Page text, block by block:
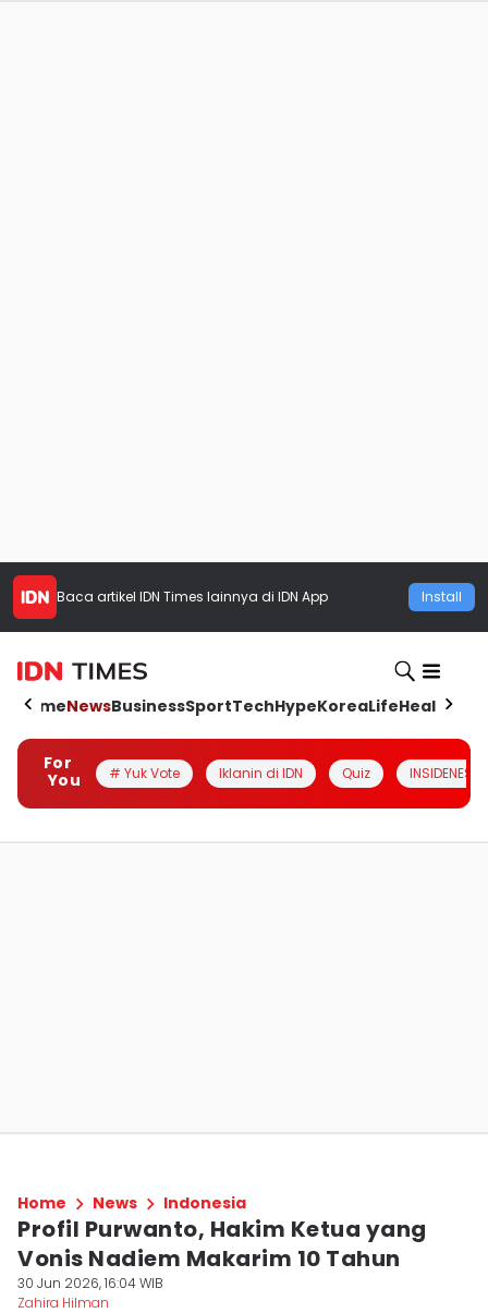
Baca artikel IDN Times lainnya di IDN App Install
HomeNewsBusinessSportTechHypeKoreaLifeHealth
For
You
# Yuk Vote Iklanin di IDN Quiz INSIDENESIA
Home News Indonesia
Profil Purwanto, Hakim Ketua yang
Vonis Nadiem Makarim 10 Tahun
30 Jun 2026, 16:04 WIB
Zahira Hilman